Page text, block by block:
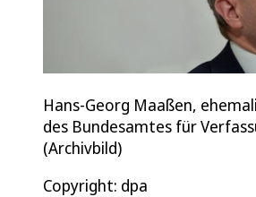
Hans-Georg Maaßen,
des Bundesamtes für
(Archivbild)
Copyright: dpa